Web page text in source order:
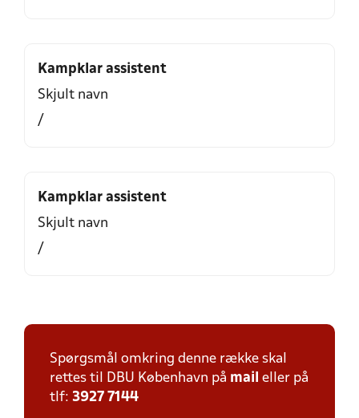
Kampklar assistent
Skjult navn
/
Kampklar assistent
Skjult navn
/
Spørgsmål omkring denne række skal
rettes til DBU København på mail eller på
tlf: 3927 7144